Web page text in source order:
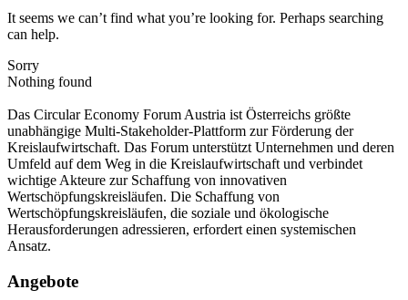
It seems we can’t find what you’re looking for. Perhaps searching
can help.
Sorry
Nothing found
Das Circular Economy Forum Austria ist Österreichs größte
unabhängige Multi-Stakeholder-Plattform zur Förderung der
Kreislaufwirtschaft. Das Forum unterstützt Unternehmen und deren
Umfeld auf dem Weg in die Kreislaufwirtschaft und verbindet
wichtige Akteure zur Schaffung von innovativen
Wertschöpfungskreisläufen. Die Schaffung von
Wertschöpfungskreisläufen, die soziale und ökologische
Herausforderungen adressieren, erfordert einen systemischen
Ansatz.
Angebote